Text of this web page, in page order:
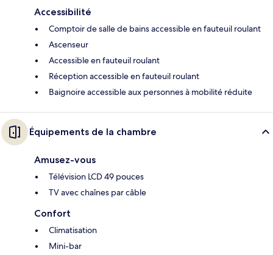
Accessibilité
Comptoir de salle de bains accessible en fauteuil roulant
Ascenseur
Accessible en fauteuil roulant
Réception accessible en fauteuil roulant
Baignoire accessible aux personnes à mobilité réduite
Équipements de la chambre
Amusez-vous
Télévision LCD 49 pouces
TV avec chaînes par câble
Confort
Climatisation
Mini-bar